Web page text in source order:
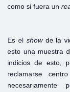
como si fuera un
Es el showde la
esto una muestra
indicios de esto,
reclamarse
necesariamente